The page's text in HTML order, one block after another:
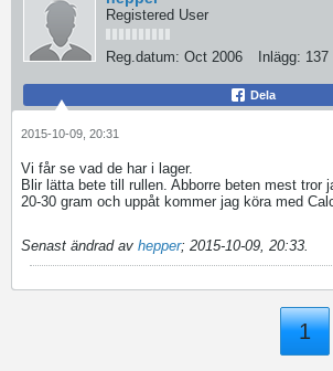
Registered User
Reg.datum: Oct 2006 Inlägg: 137
Dela
2015-10-09, 20:31
Vi får se vad de har i lager.
Blir lätta bete till rullen. Abborre beten mest tror
20-30 gram och uppåt kommer jag köra med
Senast ändrad av hepper; 2015-10-09, 20:33.
1